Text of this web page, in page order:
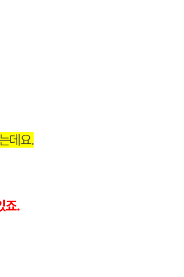
데요.
죠.